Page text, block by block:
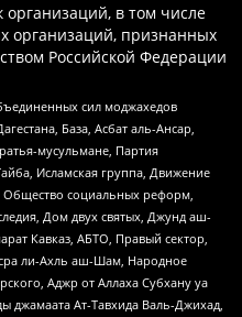
в том числе
организаций, признанных
Российской Федерации
сил моджахедов
База, Асбат аль-Ансар,
мусульмане, Партия
Исламская группа, Движение
Общество социальных реформ,
Дом двух святых, Джунд аш-
Кавказ, АБТО, Правый сектор,
ли-Ахль аш-Шам, Народное
Аджр от Аллаха Субхану уа
джамаата Ат-Тавхида Валь-Джихад,